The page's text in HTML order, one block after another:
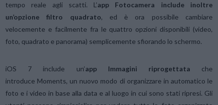
tempo reale agli scatti. L’app Fotocamera include inoltre
un’opzione filtro quadrato, ed è ora possibile cambiare
velocemente e facilmente fra le quattro opzioni disponibili (video,
foto, quadrato e panorama) semplicemente sfiorando lo schermo.
iOS 7 include un’app Immagini riprogettata che
introduce Moments, un nuovo modo di organizzare in automatico le
foto e i video in base alla data e al luogo in cui sono stati ripresi. Gli